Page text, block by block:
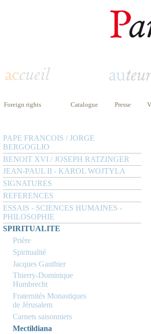
Foreign rights Catalogue Presse
PAPE FRANCOIS / JORGE
BERGOGLIO
BENOIT XVI / JOSEPH RATZINGER
JEAN-PAUL II - KAROL WOJTYLA
SIGNATURES
REFERENCES
ESSAIS - SCIENCES HUMAINES -
PHILOSOPHIE
SPIRITUALITE
Prière
Spiritualité
Jacques Gauthier
Thierry-Dominique
Humbrecht
Fraternités Monastiques
de Jérusalem
Carnets saisonniers
Mectildiana